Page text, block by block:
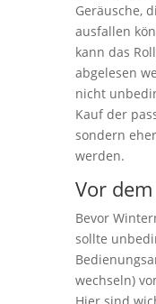
Geräusche,
ausfallen
kann das
abgelesen
nicht
Kauf der
sondern
werden.
Vor
Bevor
sollte
wechseln)